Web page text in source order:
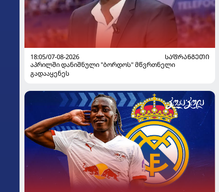
18:05/07-08-2026
ᲡᲐᲤᲠᲐᲜᲒᲔᲗᲘ
აპრილში დანიშნული "ბორდოს" მწვრთნელი
გადააყენეს